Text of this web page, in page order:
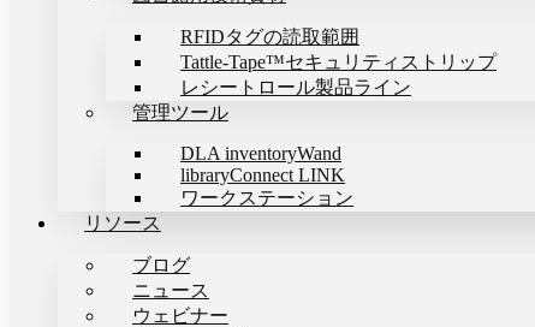
RFIDタグの読取範囲
Tattle-Tape™セキュリティストリップ
レシートロール製品ライン
管理ツール
DLA inventoryWand
libraryConnect LINK
ワークステーション
リソース
ブログ
ニュース
ウェビナー